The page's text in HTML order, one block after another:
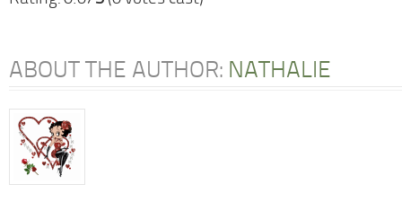
ABOUT THE AUTHOR: NATHALIE